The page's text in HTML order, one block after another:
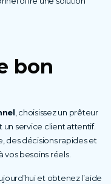
bon
, choisissez un prêteur
un service client attentif.
des décisions rapides et
besoins réels.
et obtenez l’aide